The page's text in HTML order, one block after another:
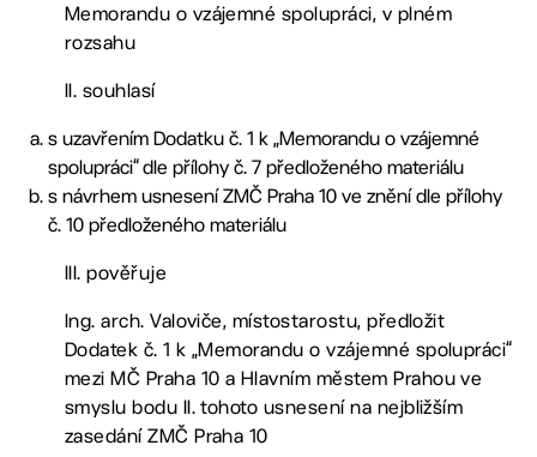
Memorandu o vzájemné spolupráci, v plném
rozsahu
II. souhlasí
s uzavřením Dodatku č. 1 k „Memorandu o vzájemné
spolupráci“ dle přílohy č. 7 předloženého materiálu
s návrhem usnesení ZMČ Praha 10 ve znění dle přílohy
č. 10 předloženého materiálu
III. pověřuje
Ing. arch. Valoviče, místostarostu, předložit
Dodatek č. 1 k „Memorandu o vzájemné spolupráci“
mezi MČ Praha 10 a Hlavním městem Prahou ve
smyslu bodu II. tohoto usnesení na nejbližším
zasedání ZMČ Praha 10